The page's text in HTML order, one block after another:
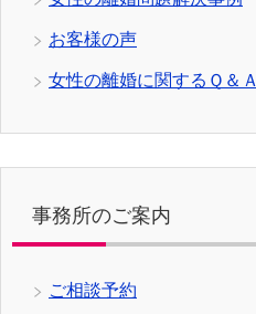
お客様の声
女性の離婚に関するＱ＆Ａ
事務所のご案内
ご相談予約